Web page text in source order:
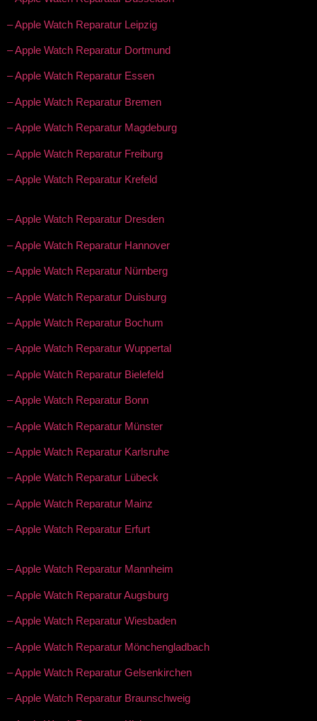
– Apple Watch Reparatur Leipzig
– Apple Watch Reparatur Dortmund
– Apple Watch Reparatur Essen
– Apple Watch Reparatur Bremen
– Apple Watch Reparatur Magdeburg
– Apple Watch Reparatur Freiburg
– Apple Watch Reparatur Krefeld
– Apple Watch Reparatur Dresden
– Apple Watch Reparatur Hannover
– Apple Watch Reparatur Nürnberg
– Apple Watch Reparatur Duisburg
– Apple Watch Reparatur Bochum
– Apple Watch Reparatur Wuppertal
– Apple Watch Reparatur Bielefeld
– Apple Watch Reparatur Bonn
– Apple Watch Reparatur Münster
– Apple Watch Reparatur Karlsruhe
– Apple Watch Reparatur Lübeck
– Apple Watch Reparatur Mainz
– Apple Watch Reparatur Erfurt
– Apple Watch Reparatur Mannheim
– Apple Watch Reparatur Augsburg
– Apple Watch Reparatur Wiesbaden
– Apple Watch Reparatur Mönchengladbach
– Apple Watch Reparatur Gelsenkirchen
– Apple Watch Reparatur Braunschweig